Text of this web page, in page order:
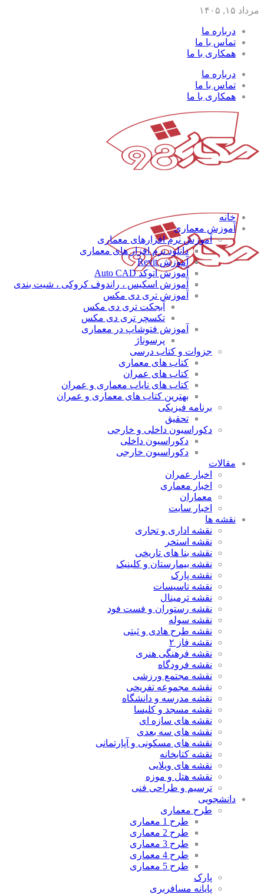
مرداد ۱۵, ۱۴۰۵
درباره ما
تماس با ما
همکاری با ما
درباره ما
تماس با ما
همکاری با ما
خانه
آموزش معماری
آموزش نرم افزارهای معماری
دانلود نرم افزار های معماری
آموزش Revit
آموزش اتوکد Auto CAD
آموزش اسکیس ، راندوف کروکی ، شیت بندی
آموزش تری دی مکس
آبجکت تری دی مکس
تکسچر تری دی مکس
آموزش فتوشاپ در معماری
پرسوناژ
جزوات و کتاب درسی
کتاب های معماری
کتاب های عمران
کتاب های نایاب معماری و عمران
بهترین کتاب های معماری و عمران
برنامه فیزیکی
تحقیق
دکوراسیون داخلی و خارجی
دکوراسیون داخلی
دکوراسیون خارجی
مقالات
اخبار عمران
اخبار معماری
معماران
اخبار سایت
نقشه ها
نقشه اداری و تجاری
نقشه استخر
نقشه بنا های تاریخی
نقشه بیمارستان و کلینیک
نقشه پارک
نقشه تاسیسات
نقشه ترمینال
نقشه رستوران و فست فود
نقشه سوله
نقشه طرح هادی و ثبتی
نقشه فاز ۲
نقشه فرهنگی هنری
نقشه فرودگاه
نقشه مجتمع ورزشی
نقشه مجموعه تفریحی
نقشه مدرسه و دانشگاه
نقشه مسجد و کلیسا
نقشه های سازه ای
نقشه های سه بعدی
نقشه های مسکونی و آپارتمانی
نقشه کتابخانه
نقشه های ویلایی
نقشه هتل و موزه
ترسیم و طراحی فنی
دانشجویی
طرح معماری
طرح 1 معماری
طرح 2 معماری
طرح 3 معماری
طرح 4 معماری
طرح 5 معماری
پارک
پایانه مسافربری